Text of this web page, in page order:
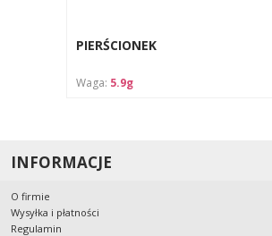
PIERŚCIONEK
Waga: 5.9g
INFORMACJE
O firmie
Wysyłka i płatności
Regulamin